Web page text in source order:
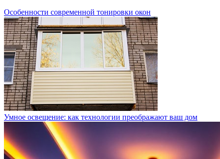
Особенности современной тонировки окон
Умное освещение: как технологии преображают ваш дом